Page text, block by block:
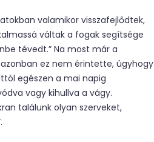
valamikor visszafejlődtek,
váltak a fogak segítsége
tévedt.” Na most már a
ez nem érintette, úgyhogy
egészen a mai napig
vagy kihullva a vágy.
találunk olyan szerveket,